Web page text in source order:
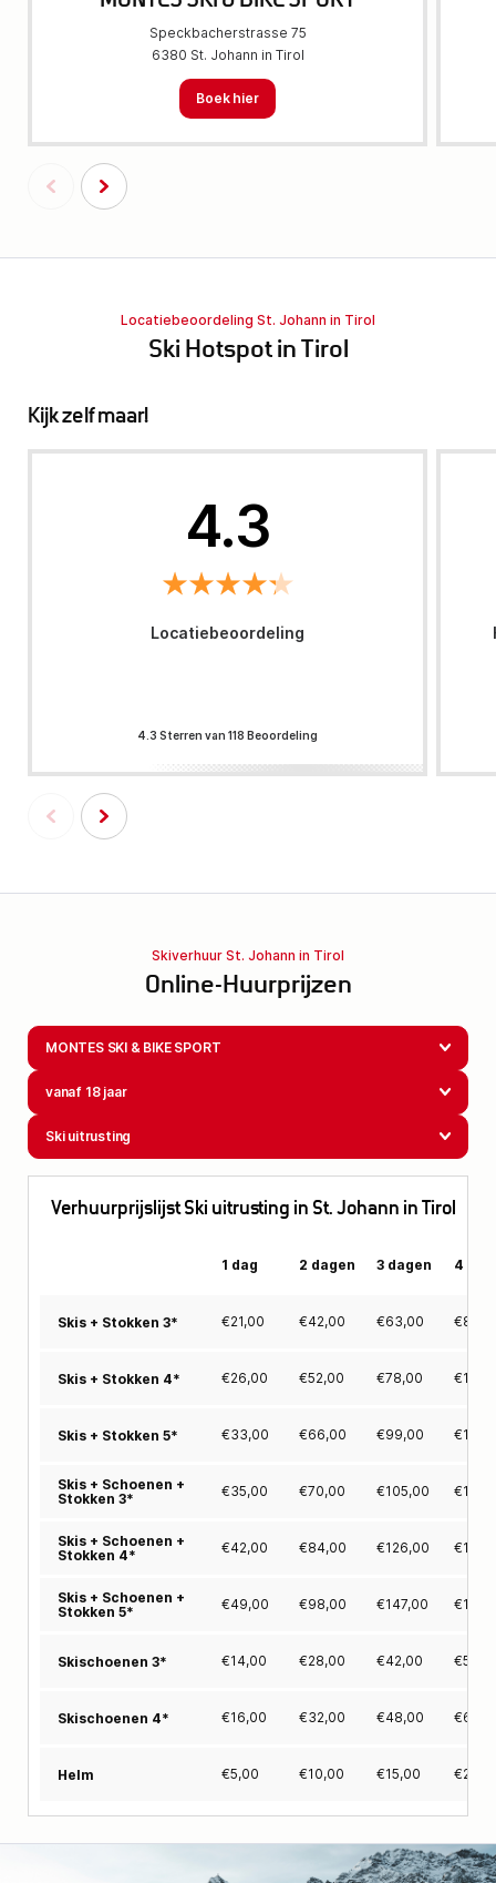
Speckbacherstrasse 75
6380 St. Johann in Tirol
Boek hier
Locatiebeoordeling St. Johann in Tirol
Ski Hotspot in Tirol
Kijk zelf maar!
4.3
Locatiebeoordeling
4.3 Sterren van 118 Beoordeling
Skiverhuur St. Johann in Tirol
Online-Huurprijzen
MONTES SKI & BIKE SPORT
vanaf 18 jaar
Ski uitrusting
Verhuurprijslijst Ski uitrusting in St. Johann in Tirol
1 dag 2 dagen 3 dagen 4
Skis + Stokken 3* €21,00 €42,00 €63,00 €
Skis + Stokken 4* €26,00 €52,00 €78,00 €
Skis + Stokken 5* €33,00 €66,00 €99,00 €
Skis + Schoenen +
Stokken 3*
€35,00 €70,00 €105,00 €
Skis + Schoenen +
Stokken 4*
€42,00 €84,00 €126,00 €
Skis + Schoenen +
Stokken 5*
€49,00 €98,00 €147,00 €
Skischoenen 3* €14,00 €28,00 €42,00 €
Skischoenen 4* €16,00 €32,00 €48,00 €
Helm €5,00 €10,00 €15,00 €